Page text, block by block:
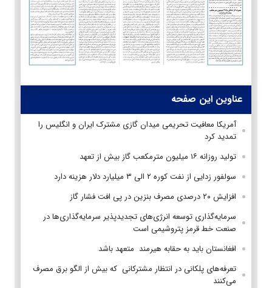
عناوین این صفحه
آمریکا معافیت تحریمی میدان گازی مشترک ایران و انگلیس را
تمدید کرد
تولید روزانه ۱۶ میلیون مترمکعب گاز بیش از تعهد
سولفور زدایی از نفت کوره ۲ الی ۳ میلیارد دلار هزینه دارد
افزایش ۲۰ درصدی مصرف بنزین در پی افت فشار گاز
سرمایه‌گذاری توسعه انرژی‌های تجدیدپذیر سرمایه‌گذاری‌ها در
صنعت خط قرمز پتروشیمی است
افغانستان باید به حقابه هیرمند متعهد باشد
تعرفه‌های پلکانی در انتظار مشترکانی که بیش از الگو برق مصرف
می‌کنند